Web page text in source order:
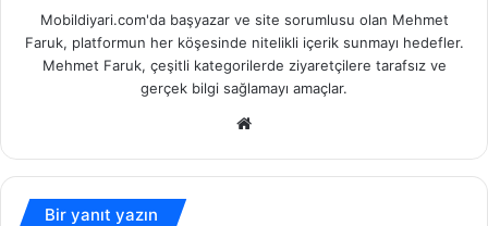
Mobildiyari.com'da başyazar ve site sorumlusu olan Mehmet
Faruk, platformun her köşesinde nitelikli içerik sunmayı hedefler.
Mehmet Faruk, çeşitli kategorilerde ziyaretçilere tarafsız ve
gerçek bilgi sağlamayı amaçlar.
Bir yanıt yazın